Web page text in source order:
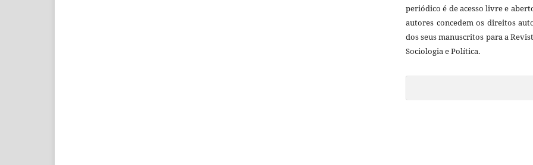
periódico é de acesso livre e
autores concedem os direitos
dos seus manuscritos para a
Sociologia e Política.